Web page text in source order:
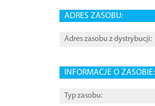
ADRES ZASOBU:
Adres zasobu z dystrybucji:
INFORMACJE O ZASOBIE:
Typ zasobu: